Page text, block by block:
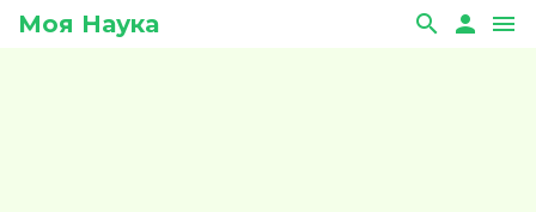
Моя Наука search person menu